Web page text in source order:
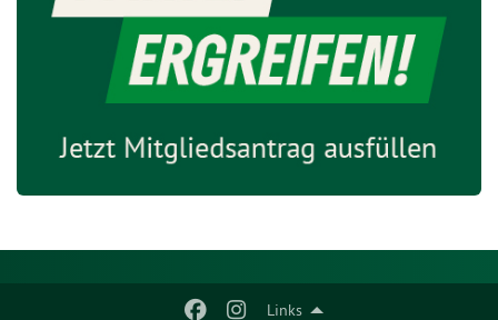
Links